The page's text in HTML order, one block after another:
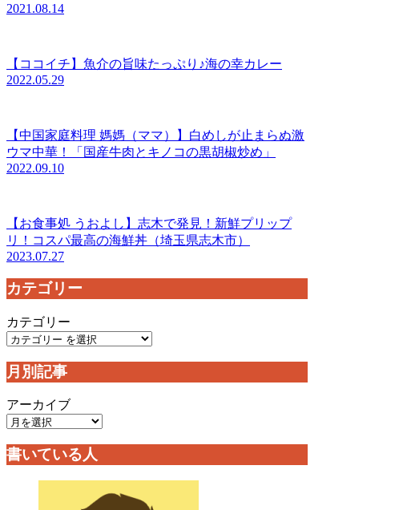
2021.08.14
【ココイチ】魚介の旨味たっぷり♪海の幸カレー
2022.05.29
【中国家庭料理 媽媽（ママ）】白めしが止まらぬ激
ウマ中華！「国産牛肉とキノコの黒胡椒炒め」
2022.09.10
【お食事処 うおよし】志木で発見！新鮮プリップ
リ！コスパ最高の海鮮丼（埼玉県志木市）
2023.07.27
カテゴリー
カテゴリー
月別記事
アーカイブ
書いている人